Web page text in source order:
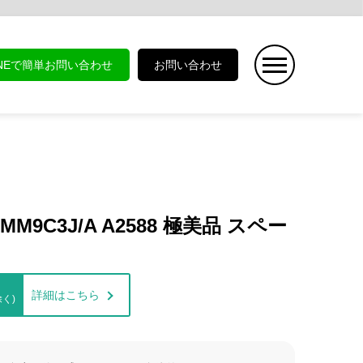
で簡単お問い合わせ お問い合わせ
A A2588 極美品 スペー
く) 詳細はこちら